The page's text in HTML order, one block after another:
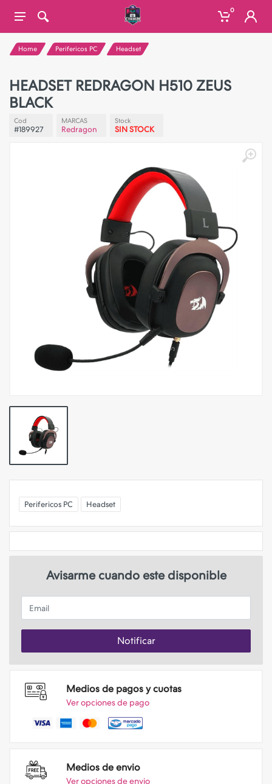
0
Home Perifericos PC Headset
HEADSET REDRAGON H510 ZEUS
BLACK
Cod
#189927
MARCAS
Redragon
Stock
SIN STOCK
Perifericos PC Headset
Avisarme cuando este disponible
Email
Notificar
Medios de pagos y cuotas
Ver opciones de pago
Medios de envio
Ver opciones de envio